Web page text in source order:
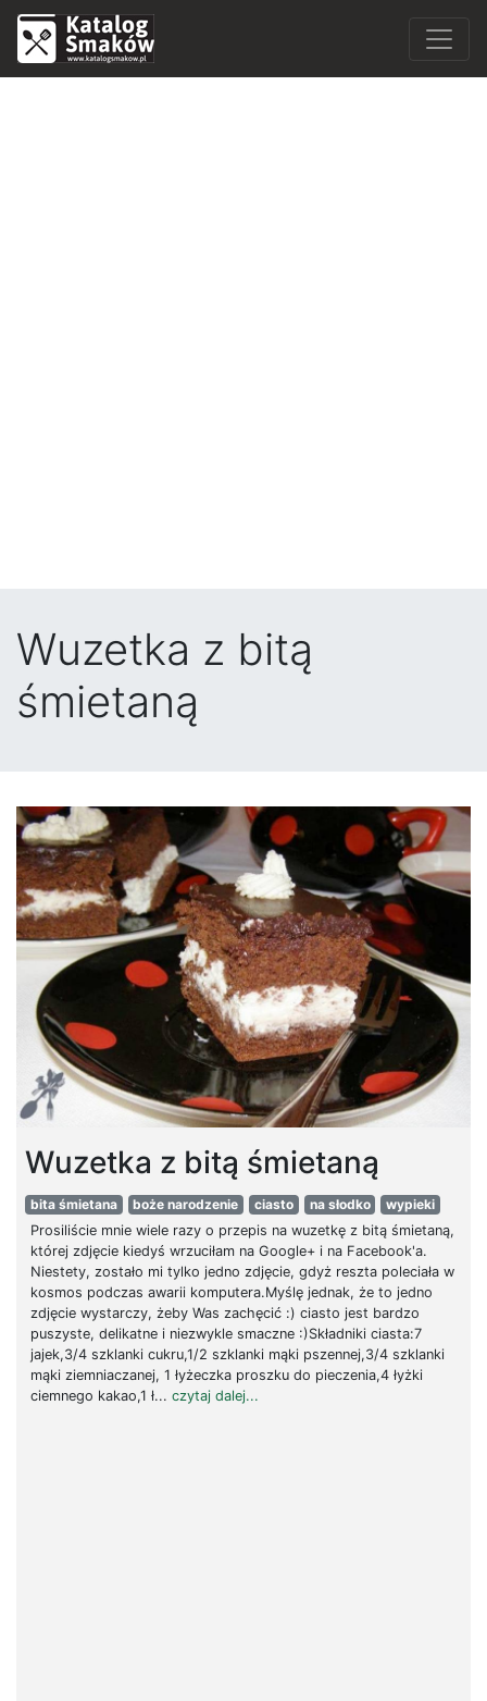
Wuzetka z bitą
śmietaną
Wuzetka z bitą śmietaną
bita śmietana boże narodzenie ciasto na słodko
wypieki
Prosiliście mnie wiele razy o przepis na wuzetkę z bitą śmietaną,
której zdjęcie kiedyś wrzuciłam na Google+ i na Facebook'a.
Niestety, zostało mi tylko jedno zdjęcie, gdyż reszta poleciała w
kosmos podczas awarii komputera.Myślę jednak, że to jedno
zdjęcie wystarczy, żeby Was zachęcić :) ciasto jest bardzo
puszyste, delikatne i niezwykle smaczne :)Składniki ciasta:7
jajek,3/4 szklanki cukru,1/2 szklanki mąki pszennej,3/4 szklanki
mąki ziemniaczanej, 1 łyżeczka proszku do pieczenia,4 łyżki
ciemnego kakao,1 ł... czytaj dalej...